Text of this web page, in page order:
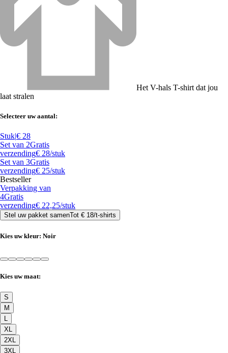
Het V-hals T-shirt dat jou
laat stralen
Selecteer uw aantal:
Stuk|€ 28
Set van 2Gratis
verzending€ 28/stuk
Set van 3Gratis
verzending€ 25/stuk
Bestseller
Verpakking van
4Gratis
verzending€ 22,25/stuk
Stel uw pakket samenTot € 18/t-shirts
Kies uw kleur: Noir
Kies uw maat:
S
M
XL
2XL
3XL